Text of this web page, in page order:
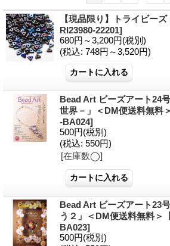
【現品限り】トライビー
RI23980-22201]
680円～3,200円(税別)
(税込: 748円～3,520円)
Bead Art ビーズアート24
世界－」＜DM便送料無料
-BA024]
500円(税別)
(税込: 550円)
[在庫数◯]
Bead Art ビーズアート23
う２」＜DM便送料無料＞
BA023]
500円(税別)